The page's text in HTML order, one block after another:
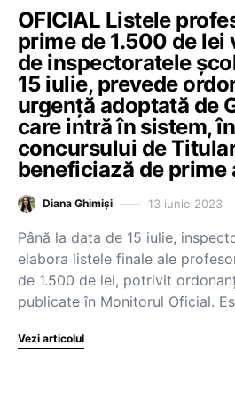
OFICIAL Listele
prime de 1.500 de lei
de inspectoratele
15 iulie, prevede
urgență adoptată de
care intră în sistem,
concursului de
beneficiază de prime
Diana Ghimiși 13 iunie 2023
Până la data de 15 iulie,
elabora listele finale ale
de 1.500 de lei, potrivit
publicate în Monitorul Oficial.
Vezi articolul